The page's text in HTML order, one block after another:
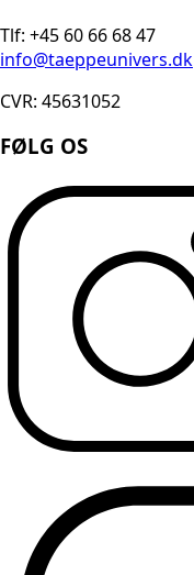
Tlf: +45 60 66 68 47
info@taeppeunivers.dk
CVR: 45631052
FØLG OS